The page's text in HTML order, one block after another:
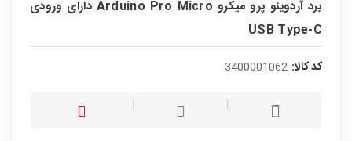
برد آردوینو پرو میکرو Arduino Pro Micro دارای ورودی
USB Type-C
کد کالا: 3400001062